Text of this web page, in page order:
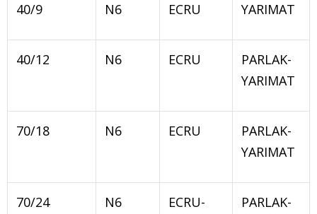
40/9 N6 ECRU YARIMAT
40/12 N6 ECRU
PARLAK-
YARIMAT
70/18 N6 ECRU
PARLAK-
YARIMAT
70/24 N6
ECRU-
PARLAK-